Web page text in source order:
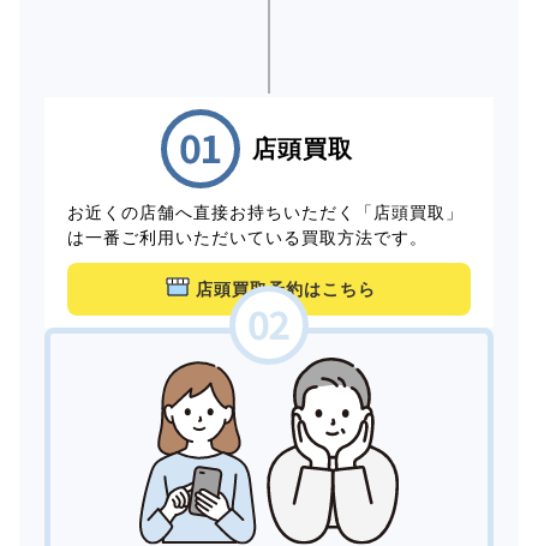
店頭買取
お近くの店舗へ直接お持ちいただく「店頭買取」
は一番ご利用いただいている買取方法です。
店頭買取予約はこちら